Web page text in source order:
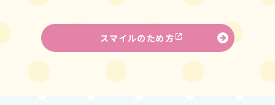
スマイルのため方